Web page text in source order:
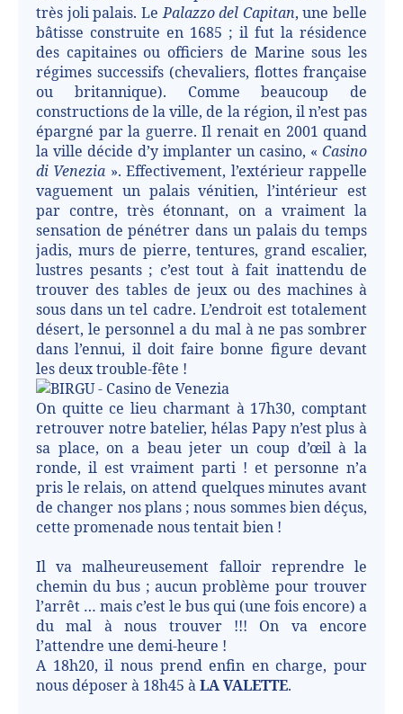
très joli palais. LePalazzo del Capitan, une belle
bâtisse construite en 1685 ; il fut la résidence
des capitaines ou officiers de Marine sous les
régimes successifs (chevaliers, flottes française
ou britannique). Comme beaucoup de
constructions de la ville, de la région, il n’est pas
épargné par la guerre. Il renait en 2001 quand
la ville décide d’y implanter un casino, « Casino
di Venezia ». Effectivement, l’extérieur rappelle
vaguement un palais vénitien, l’intérieur est
par contre, très étonnant, on a vraiment la
sensation de pénétrer dans un palais du temps
jadis, murs de pierre, tentures, grand escalier,
lustres pesants ; c’est tout à fait inattendu de
trouver des tables de jeux ou des machines à
sous dans un tel cadre. L’endroit est totalement
désert, le personnel a du mal à ne pas sombrer
dans l’ennui, il doit faire bonne figure devant
les deux trouble-fête !
On quitte ce lieu charmant à 17h30, comptant
retrouver notre batelier, hélas Papy n’est plus à
sa place, on a beau jeter un coup d’œil à la
ronde, il est vraiment parti ! et personne n’a
pris le relais, on attend quelques minutes avant
de changer nos plans ; nous sommes bien déçus,
cette promenade nous tentait bien !
Il va malheureusement falloir reprendre le
chemin du bus ; aucun problème pour trouver
l’arrêt … mais c’est le bus qui (une fois encore) a
du mal à nous trouver !!! On va encore
l’attendre une demi-heure !
A 18h20, il nous prend enfin en charge, pour
nous déposer à 18h45 àLA VALETTE.